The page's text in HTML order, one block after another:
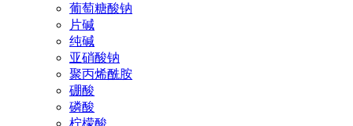
葡萄糖酸钠
片碱
纯碱
亚硝酸钠
聚丙烯酰胺
硼酸
磷酸